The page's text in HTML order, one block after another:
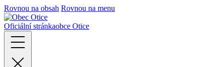
Rovnou na obsah Rovnou na menu
Oficiální stránkaobce Otice